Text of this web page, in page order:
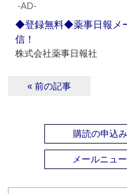
‐AD‐
◆登録無料◆薬事日報メ
信！
株式会社薬事日報社
« 前の記事
購読の申込
メールニュ